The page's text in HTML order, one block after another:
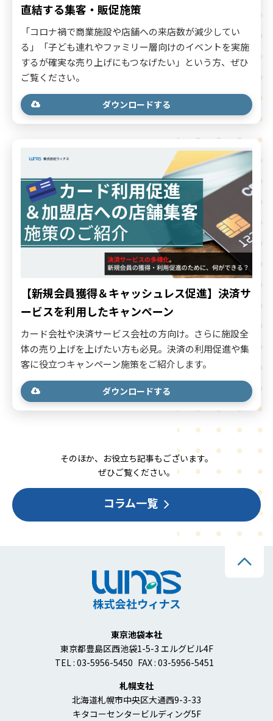
直結する集客・販促施策
「コロナ禍で商業施設や店舗への来店数が減少してい
る」「子ども連れやファミリー層向けのイベントを実施
するが確実な売り上げにもつなげたい」という方、ぜひ
ご覧ください。
ダウンロードする
【新規会員獲得＆キャッシュレス促進】決済サ
ービスを利用したキャンペーン
カード会社や決済サービス会社の方向け。さらに施設全
体の売り上げを上げたい方も必見。決済の利用促進や集
客に役立つキャンペーン施策をご紹介します。
ダウンロードする
そのほか、お役立ち記事もございます。
ぜひご覧ください。
コラム一覧
東京池袋本社
東京都豊島区西池袋1-5-3 エルグビル4F
TEL : 03-5956-5450 FAX : 03-5956-5451
札幌支社
北海道札幌市中央区大通西9-3-33
キタコーセンタービルディング5F